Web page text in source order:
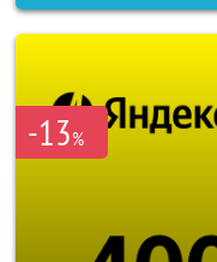
-13%